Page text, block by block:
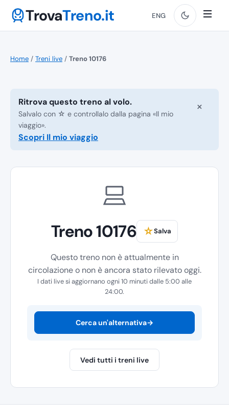
TrovaTreno.it ENG
Home / Treni live / Treno 10176
Ritrova questo treno al volo.
Salvalo con ☆ e controllalo dalla pagina «Il mio
viaggio».
Scopri Il mio viaggio
×
Treno 10176 ☆Salva
Questo treno non è attualmente in
circolazione o non è ancora stato rilevato oggi.
I dati live si aggiornano ogni 10 minuti dalle 5:00 alle
24:00.
Cerca un'alternativa→
Vedi tutti i treni live